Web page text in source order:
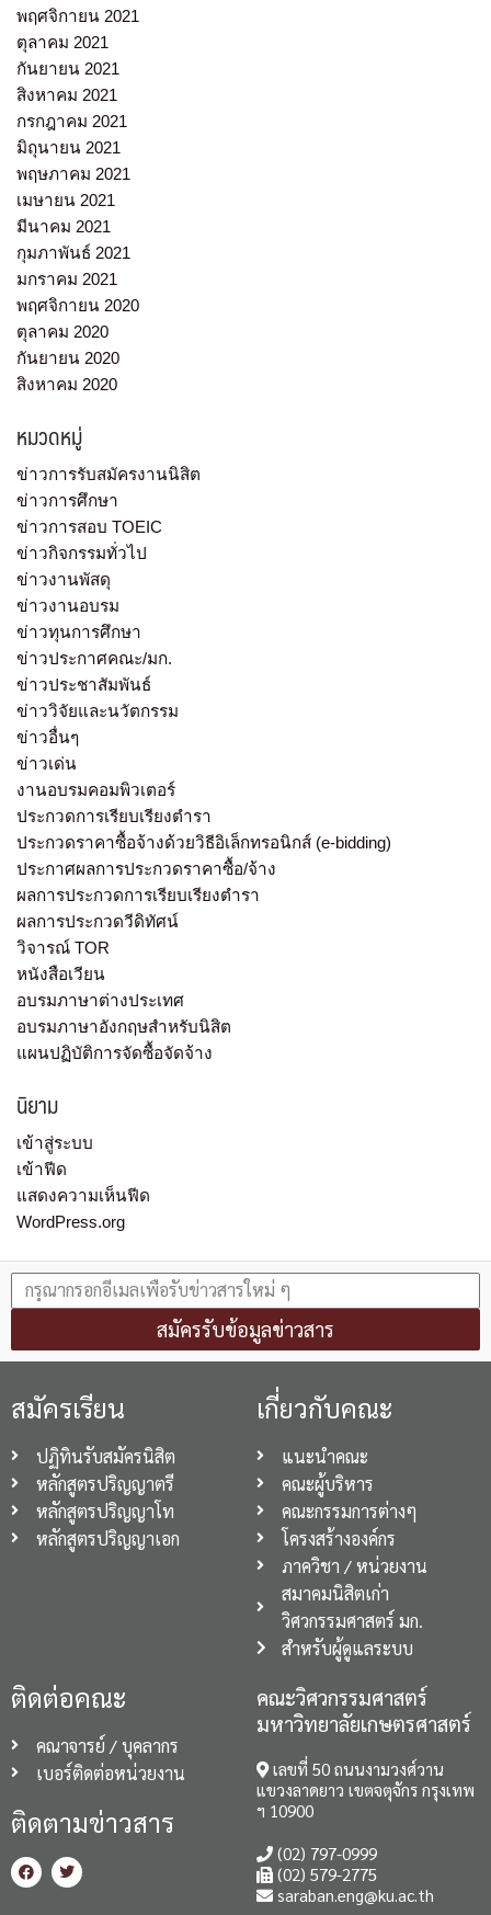
พฤศจิกายน 2021
ตุลาคม 2021
กันยายน 2021
สิงหาคม 2021
กรกฎาคม 2021
มิถุนายน 2021
พฤษภาคม 2021
เมษายน 2021
มีนาคม 2021
กุมภาพันธ์ 2021
มกราคม 2021
พฤศจิกายน 2020
ตุลาคม 2020
กันยายน 2020
สิงหาคม 2020
หมวดหมู่
ข่าวการรับสมัครงานนิสิต
ข่าวการศึกษา
ข่าวการสอบ TOEIC
ข่าวกิจกรรมทั่วไป
ข่าวงานพัสดุ
ข่าวงานอบรม
ข่าวทุนการศึกษา
ข่าวประกาศคณะ/มก.
ข่าวประชาสัมพันธ์
ข่าววิจัยและนวัตกรรม
ข่าวอื่นๆ
ข่าวเด่น
งานอบรมคอมพิวเตอร์
ประกวดการเรียบเรียงตำรา
ประกวดราคาซื้อจ้างด้วยวิธีอิเล็กทรอนิกส์ (e-bidding)
ประกาศผลการประกวดราคาซื้อ/จ้าง
ผลการประกวดการเรียบเรียงตำรา
ผลการประกวดวีดิทัศน์
วิจารณ์ TOR
หนังสือเวียน
อบรมภาษาต่างประเทศ
อบรมภาษาอังกฤษสำหรับนิสิต
แผนปฏิบัติการจัดซื้อจัดจ้าง
นิยาม
เข้าสู่ระบบ
เข้าฟีด
แสดงความเห็นฟีด
WordPress.org
สมัครรับข้อมูลข่าวสาร
สมัครเรียน
ปฏิทินรับสมัครนิสิต
หลักสูตรปริญญาตรี
หลักสูตรปริญญาโท
หลักสูตรปริญญาเอก
เกี่ยวกับคณะ
แนะนำคณะ
คณะผู้บริหาร
คณะกรรมการต่างๆ
โครงสร้างองค์กร
ภาควิชา / หน่วยงาน
สมาคมนิสิตเก่า
วิศวกรรมศาสตร์ มก.
สำหรับผู้ดูแลระบบ
ติดต่อคณะ
คณาจารย์ / บุคลากร
เบอร์ติดต่อหน่วยงาน
ติดตามข่าวสาร
คณะวิศวกรรมศาสตร์
มหาวิทยาลัยเกษตรศาสตร์
เลขที่ 50 ถนนงามวงศ์วาน
แขวงลาดยาว เขตจตุจักร กรุงเทพ
ฯ 10900
(02) 797-0999
(02) 579-2775
saraban.eng@ku.ac.th